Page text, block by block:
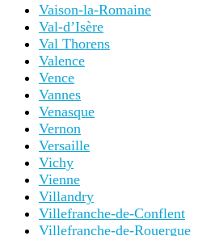
Vaison-la-Romaine
Val-d’Isère
Val Thorens
Valence
Vence
Vannes
Venasque
Vernon
Versaille
Vichy
Vienne
Villandry
Villefranche-de-Conflent
Villefranche-de-Rouergue